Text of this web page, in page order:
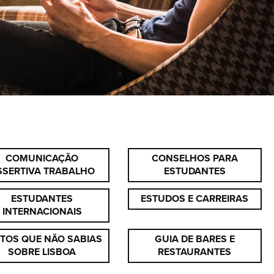
COMUNICAÇÃO
TRABALHO
CONSELHOS PARA
ESTUDANTES
ESTUDANTES
INTERNACIONAIS
ESTUDOS E CARREIRAS
QUE NÃO SABIAS
SOBRE LISBOA
GUIA DE BARES E
RESTAURANTES